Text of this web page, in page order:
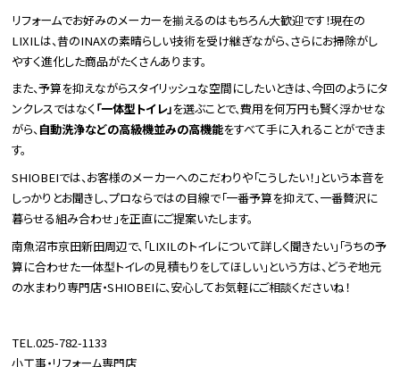
リフォームでお好みのメーカーを揃えるのはもちろん大歓迎です！現在の
LIXILは、昔のINAXの素晴らしい技術を受け継ぎながら、さらにお掃除がし
やすく進化した商品がたくさんあります。
また、予算を抑えながらスタイリッシュな空間にしたいときは、今回のようにタ
ンクレスではなく「一体型トイレ」を選ぶことで、費用を何万円も賢く浮かせな
がら、自動洗浄などの高級機並みの高機能をすべて手に入れることができま
す。
SHIOBEIでは、お客様のメーカーへのこだわりや「こうしたい！」という本音を
しっかりとお聞きし、プロならではの目線で「一番予算を抑えて、一番贅沢に
暮らせる組み合わせ」を正直にご提案いたします。
南魚沼市京田新田周辺で、「LIXILのトイレについて詳しく聞きたい」「うちの予
算に合わせた一体型トイレの見積もりをしてほしい」という方は、どうぞ地元
の水まわり専門店・SHIOBEIに、安心してお気軽にご相談くださいね！
TEL.025-782-1133
小工事・リフォーム専門店